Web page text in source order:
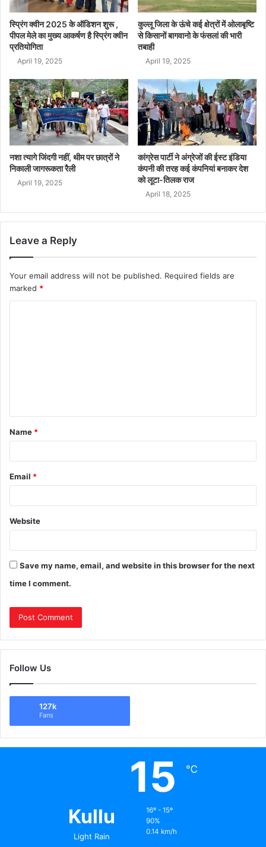
स्प्रिंग क्वीन 2025 के ऑडिशन शुरू ,
पीपल मेले का मुख्य आकर्षण है स्प्रिंग क्वीन
प्रतियोगिता
April 19, 2025
कुल्लू जिला के ऊंचे कई क्षेत्रों में ओलाबृष्टि
से किसानों बागवानो के फंसलां की भारी
तबाही
April 19, 2025
नशा त्यागे जिंदगी नहीं, थीम पर छात्रों ने
निकाली जागरूकता रैली
April 19, 2025
कांग्रेस पार्टी ने अंग्रेजों की ईस्ट इंडिया
कंपनी की तरह कई कंपनियां बनाकर देश
को लूटा-तिलक राज
April 18, 2025
Leave a Reply
Your email address will not be published. Required fields are
marked *
Name *
Email *
Website
Save my name, email, and website in this browser for the next
time I comment.
Follow Us
127k
Fans
Kullu
Light Rain
15 ℃
16º - 15º
90%
0.14 km/h